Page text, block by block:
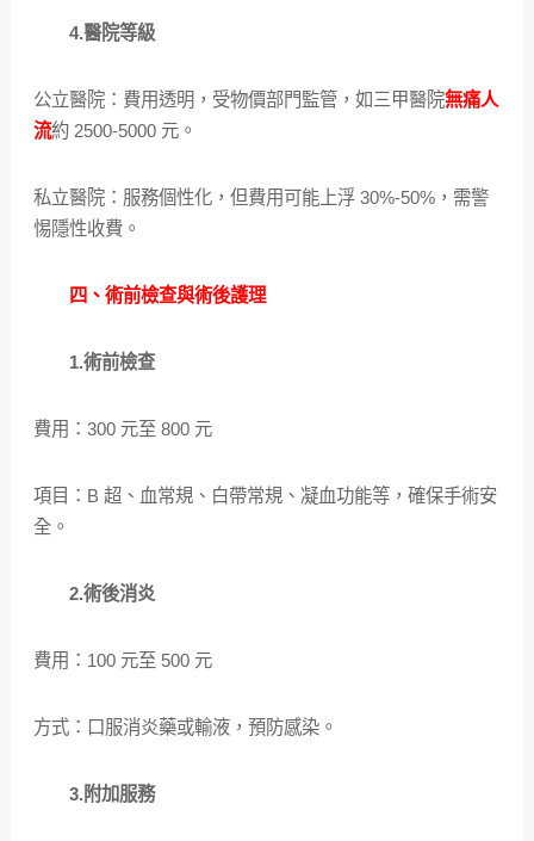
4.醫院等級
公立醫院：費用透明，受物價部門監管，如三甲醫院無痛人
流約 2500-5000 元。
私立醫院：服務個性化，但費用可能上浮 30%-50%，需警
惕隱性收費。
四、術前檢查與術後護理
1.術前檢查
費用：300 元至 800 元
項目：B 超、血常規、白帶常規、凝血功能等，確保手術安
全。
2.術後消炎
費用：100 元至 500 元
方式：口服消炎藥或輸液，預防感染。
3.附加服務